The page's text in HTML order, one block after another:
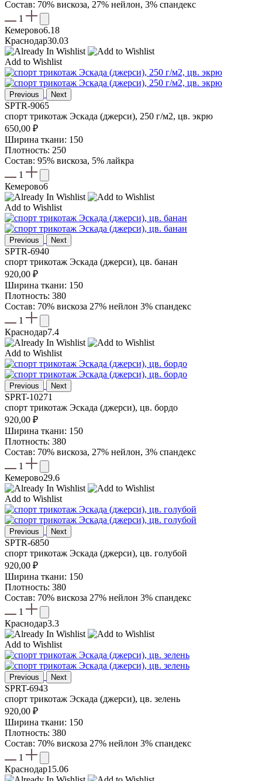
Состав: 70% вискоза, 27% нейлон, 3% спандекс
1
Кемерово6.18
Краснодар30.03
Add to Wishlist
Previous Next
SPTR-9065
спорт трикотаж Эскада (джерси), 250 г/м2, цв. экрю
650,00 ₽
Ширина ткани: 150
Плотность: 250
Состав: 95% вискоза, 5% лайкра
1
Кемерово6
Add to Wishlist
Previous Next
SPTR-6940
спорт трикотаж Эскада (джерси), цв. банан
920,00 ₽
Ширина ткани: 150
Плотность: 380
Состав: 70% вискоза 27% нейлон 3% спандекс
1
Краснодар7.4
Add to Wishlist
Previous Next
SPRT-10271
спорт трикотаж Эскада (джерси), цв. бордо
920,00 ₽
Ширина ткани: 150
Плотность: 380
Состав: 70% вискоза, 27% нейлон, 3% спандекс
1
Кемерово29.6
Add to Wishlist
Previous Next
SPTR-6850
спорт трикотаж Эскада (джерси), цв. голубой
920,00 ₽
Ширина ткани: 150
Плотность: 380
Состав: 70% вискоза 27% нейлон 3% спандекс
1
Краснодар3.3
Add to Wishlist
Previous Next
SPRT-6943
спорт трикотаж Эскада (джерси), цв. зелень
920,00 ₽
Ширина ткани: 150
Плотность: 380
Состав: 70% вискоза 27% нейлон 3% спандекс
1
Краснодар15.06